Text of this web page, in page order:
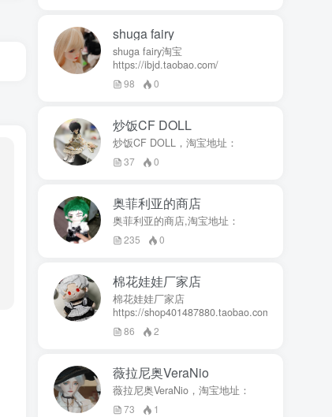
shuga fairy
shuga fairy淘宝
https://ibjd.taobao.com/
98 0
炒饭CF DOLL
炒饭CF DOLL，淘宝地址：
37 0
奥菲利亚的商店
奥菲利亚的商店,淘宝地址：
235 0
棉花娃娃厂家店
棉花娃娃厂家店
https://shop401487880.taobao.com/
86 2
薇拉尼奥VeraNio
薇拉尼奥VeraNio，淘宝地址：
73 1